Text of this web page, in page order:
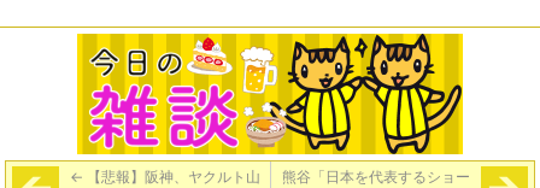
← 【悲報】阪神、ヤクルト山
熊谷「日本を代表するショー